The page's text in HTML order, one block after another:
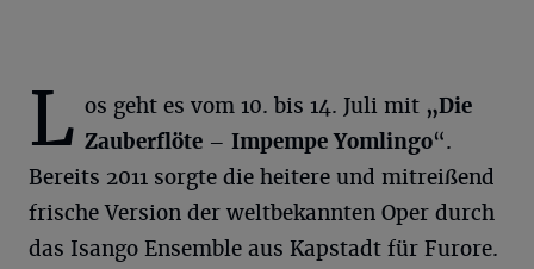
L os geht es vom 10. bis 14. Juli mit „Die
Zauberflöte – Impempe Yomlingo“.
Bereits 2011 sorgte die heitere und mitreißend
frische Version der weltbekannten Oper durch
das Isango Ensemble aus Kapstadt für Furore.